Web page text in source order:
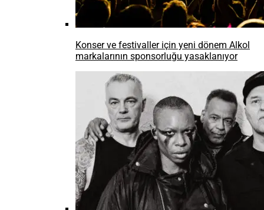
Konser ve festivaller için yeni dönem Alkol
markalarının sponsorluğu yasaklanıyor